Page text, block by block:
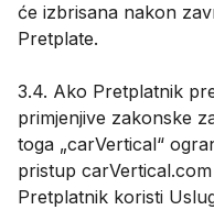
će izbrisana nakon
Pretplate.
3.4. Ako Pretplatnik
primjenjive zakonske
toga „carVertical“
pristup
Pretplatnik koristi